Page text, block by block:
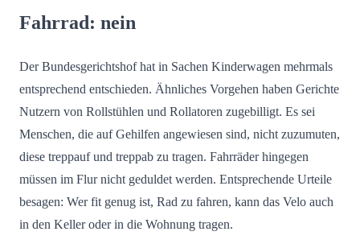
Fahrrad: nein
Der Bundesgerichtshof hat in Sachen Kinderwagen mehrmals
entsprechend entschieden. Ähnliches Vorgehen haben Gerichte
Nutzern von Rollstühlen und Rollatoren zugebilligt. Es sei
Menschen, die auf Gehilfen angewiesen sind, nicht zuzumuten,
diese treppauf und treppab zu tragen. Fahrräder hingegen
müssen im Flur nicht geduldet werden. Entsprechende Urteile
besagen: Wer fit genug ist, Rad zu fahren, kann das Velo auch
in den Keller oder in die Wohnung tragen.